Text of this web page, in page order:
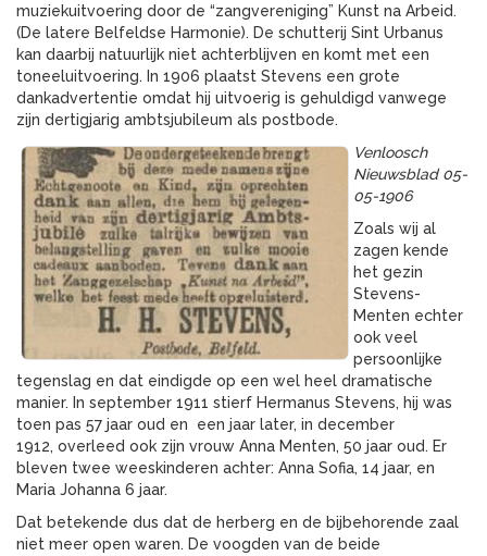
muziekuitvoering door de “zangvereniging” Kunst na Arbeid.
(De latere Belfeldse Harmonie). De schutterij Sint Urbanus
kan daarbij natuurlijk niet achterblijven en komt met een
toneeluitvoering. In 1906 plaatst Stevens een grote
dankadvertentie omdat hij uitvoerig is gehuldigd vanwege
zijn dertigjarig ambtsjubileum als postbode.
Venloosch
Nieuwsblad 05-
05-1906
Zoals wij al
zagen kende
het gezin
Stevens-
Menten echter
ook veel
persoonlijke
tegenslag en dat eindigde op een wel heel dramatische
manier. In september 1911 stierf Hermanus Stevens, hij was
toen pas 57 jaar oud en een jaar later, in december
1912, overleed ook zijn vrouw Anna Menten, 50 jaar oud. Er
bleven twee weeskinderen achter: Anna Sofia, 14 jaar, en
Maria Johanna 6 jaar.
Dat betekende dus dat de herberg en de bijbehorende zaal
niet meer open waren. De voogden van de beide